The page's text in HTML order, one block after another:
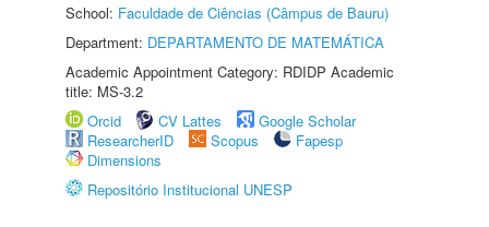
School: Faculdade de Ciências (Câmpus de Bauru)
Department: DEPARTAMENTO DE MATEMÁTICA
Academic Appointment Category: RDIDP Academic
title: MS-3.2
Orcid
CV Lattes
Google Scholar
ResearcherID
Scopus
Fapesp
Dimensions
Repositório Institucional UNESP